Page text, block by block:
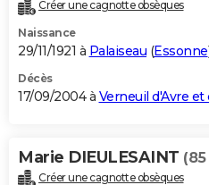
Créer une cagnotte obsèques
Naissance
29/11/1921 à Palaiseau (Essonne
Décès
17/09/2004 à Verneuil d'Avre et
Marie DIEULESAINT
Créer une cagnotte obsèques